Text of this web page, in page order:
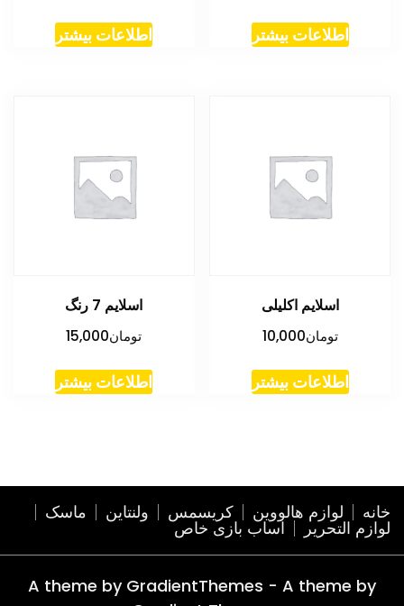
اطلاعات بیشتر اطلاعات بیشتر
اسلایم اکلیلی
تومان10,000
اطلاعات بیشتر
اسلایم 7 رنگ
تومان15,000
اطلاعات بیشتر
خانه لوازم هالووین کریسمس ولنتاین ماسک
لوازم التحریر اساب بازی خاص
A theme by GradientThemes - A theme by